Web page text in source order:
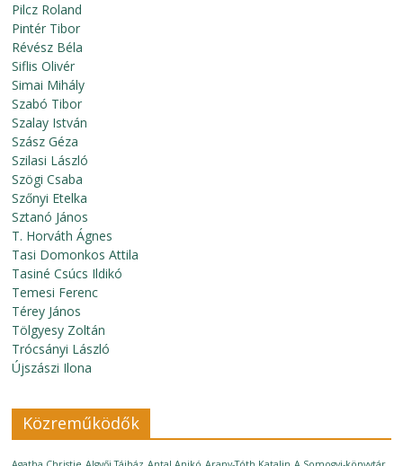
Pilcz Roland
Pintér Tibor
Révész Béla
Siflis Olivér
Simai Mihály
Szabó Tibor
Szalay István
Szász Géza
Szilasi László
Szögi Csaba
Szőnyi Etelka
Sztanó János
T. Horváth Ágnes
Tasi Domonkos Attila
Tasiné Csúcs Ildikó
Temesi Ferenc
Térey János
Tölgyesy Zoltán
Trócsányi László
Újszászi Ilona
Közreműködők